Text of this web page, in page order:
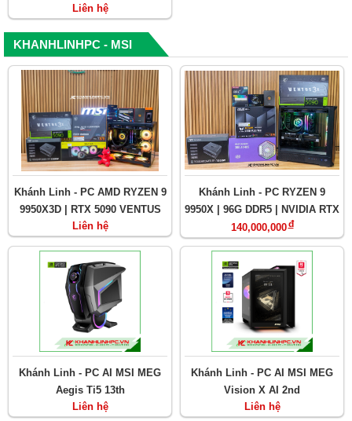
RAM DDR5/ Dual VGA RTX 5090
Liên hệ
KHANHLINHPC - MSI
Khánh Linh - PC AMD RYZEN 9
9950X3D | RTX 5090 VENTUS
32GB | Ram 64GB
Liên hệ
Khánh Linh - PC RYZEN 9
9950X | 96G DDR5 | NVIDIA RTX
5090 32GB
140,000,000đ
Khánh Linh - PC AI MSI MEG
Aegis Ti5 13th
Liên hệ
Khánh Linh - PC AI MSI MEG
Vision X AI 2nd
Liên hệ